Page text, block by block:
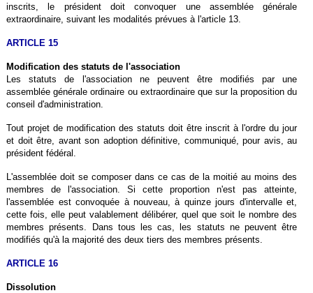
inscrits, le président doit convoquer une assemblée générale
extraordinaire, suivant les modalités prévues à l'article 13.
ARTICLE 15
Modification des statuts de l'association
Les statuts de l'association ne peuvent être modifiés par une
assemblée générale ordinaire ou extraordinaire que sur la proposition du
conseil d'administration.
Tout projet de modification des statuts doit être inscrit à l'ordre du jour
et doit être, avant son adoption définitive, communiqué, pour avis, au
président fédéral.
L'assemblée doit se composer dans ce cas de la moitié au moins des
membres de l'association. Si cette proportion n'est pas atteinte,
l'assemblée est convoquée à nouveau, à quinze jours d'intervalle et,
cette fois, elle peut valablement délibérer, quel que soit le nombre des
membres présents. Dans tous les cas, les statuts ne peuvent être
modifiés qu'à la majorité des deux tiers des membres présents.
ARTICLE 16
Dissolution